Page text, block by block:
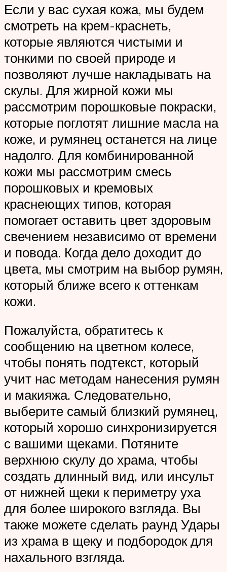
Если у вас сухая кожа, мы будем
смотреть на крем-краснеть,
которые являются чистыми и
тонкими по своей природе и
позволяют лучше накладывать на
скулы. Для жирной кожи мы
рассмотрим порошковые покраски,
которые поглотят лишние масла на
коже, и румянец останется на лице
надолго. Для комбинированной
кожи мы рассмотрим смесь
порошковых и кремовых
краснеющих типов, которая
помогает оставить цвет здоровым
свечением независимо от времени
и повода. Когда дело доходит до
цвета, мы смотрим на выбор румян,
который ближе всего к оттенкам
кожи.
Пожалуйста, обратитесь к
сообщению на цветном колесе,
чтобы понять подтекст, который
учит нас методам нанесения румян
и макияжа. Следовательно,
выберите самый близкий румянец,
который хорошо синхронизируется
с вашими щеками. Потяните
верхнюю скулу до храма, чтобы
создать длинный вид, или инсульт
от нижней щеки к периметру уха
для более широкого взгляда. Вы
также можете сделать раунд Удары
из храма в щеку и подбородок для
нахального взгляда.